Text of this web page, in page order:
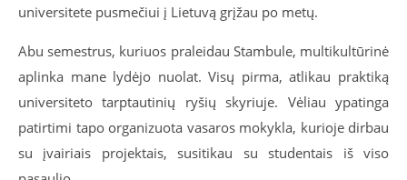
universitete pusmečiui į Lietuvą grįžau po metų.
Abu semestrus, kuriuos praleidau Stambule, multikultūrinė
aplinka mane lydėjo nuolat. Visų pirma, atlikau praktiką
universiteto tarptautinių ryšių skyriuje. Vėliau ypatinga
patirtimi tapo organizuota vasaros mokykla, kurioje dirbau
su įvairiais projektais, susitikau su studentais iš viso